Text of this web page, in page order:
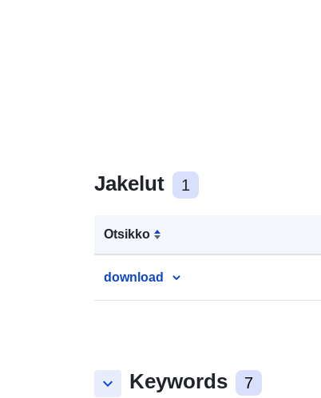
Jakelut 1
Otsikko
download
keyboard_arrow_down Keywords 7